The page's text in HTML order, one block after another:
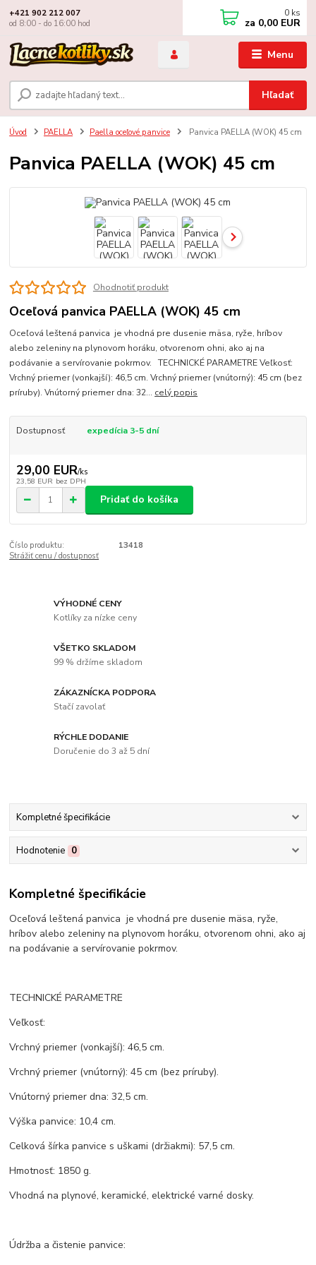
Menu
Hľadať
+421 902 212 007
od 8:00 - do 16:00 hod
0 ks
za 0,00 EUR
Úvod PAELLA Paella oceľové panvice Panvica PAELLA (WOK) 45 cm
Panvica PAELLA (WOK) 45 cm
Ohodnotiť produkt
Oceľová panvica PAELLA (WOK) 45 cm
Oceľová leštená panvica je vhodná pre dusenie mäsa, ryže, hríbov
alebo zeleniny na plynovom horáku, otvorenom ohni, ako aj na
podávanie a servírovanie pokrmov. TECHNICKÉ PARAMETRE Veľkosť:
Vrchný priemer (vonkajší): 46,5 cm. Vrchný priemer (vnútorný): 45 cm (bez
príruby). Vnútorný priemer dna: 32... celý popis
Dostupnosť expedícia 3-5 dní
29,00 EUR/ks
23,58 EUR bez DPH
Pridať do košíka
Číslo produktu:
13418
Strážiť cenu / dostupnosť
VÝHODNÉ CENY
Kotlíky za nízke ceny
VŠETKO SKLADOM
99 % držíme skladom
ZÁKAZNÍCKA PODPORA
Stačí zavolať
RÝCHLE DODANIE
Doručenie do 3 až 5 dní
Kompletné špecifikácie
Hodnotenie 0
Kompletné špecifikácie
Oceľová leštená panvica je vhodná pre dusenie mäsa, ryže,
hríbov alebo zeleniny na plynovom horáku, otvorenom ohni, ako aj
na podávanie a servírovanie pokrmov.
TECHNICKÉ PARAMETRE
Veľkosť:
Vrchný priemer (vonkajší): 46,5 cm.
Vrchný priemer (vnútorný): 45 cm (bez príruby).
Vnútorný priemer dna: 32,5 cm.
Výška panvice: 10,4 cm.
Celková šírka panvice s uškami (držiakmi): 57,5 cm.
Hmotnosť: 1850 g.
Vhodná na plynové, keramické, elektrické varné dosky.
Údržba a čistenie panvice: